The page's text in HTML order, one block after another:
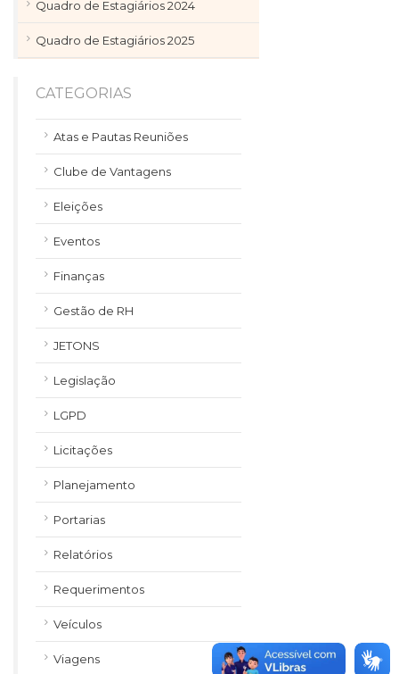
Quadro de Estagiários 2024
Quadro de Estagiários 2025
CATEGORIAS
Atas e Pautas Reuniões
Clube de Vantagens
Eleições
Eventos
Finanças
Gestão de RH
JETONS
Legislação
LGPD
Licitações
Planejamento
Portarias
Relatórios
Requerimentos
Veículos
Viagens